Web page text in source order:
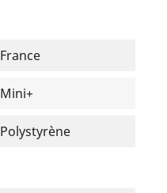
France
Mini+
Polystyrène